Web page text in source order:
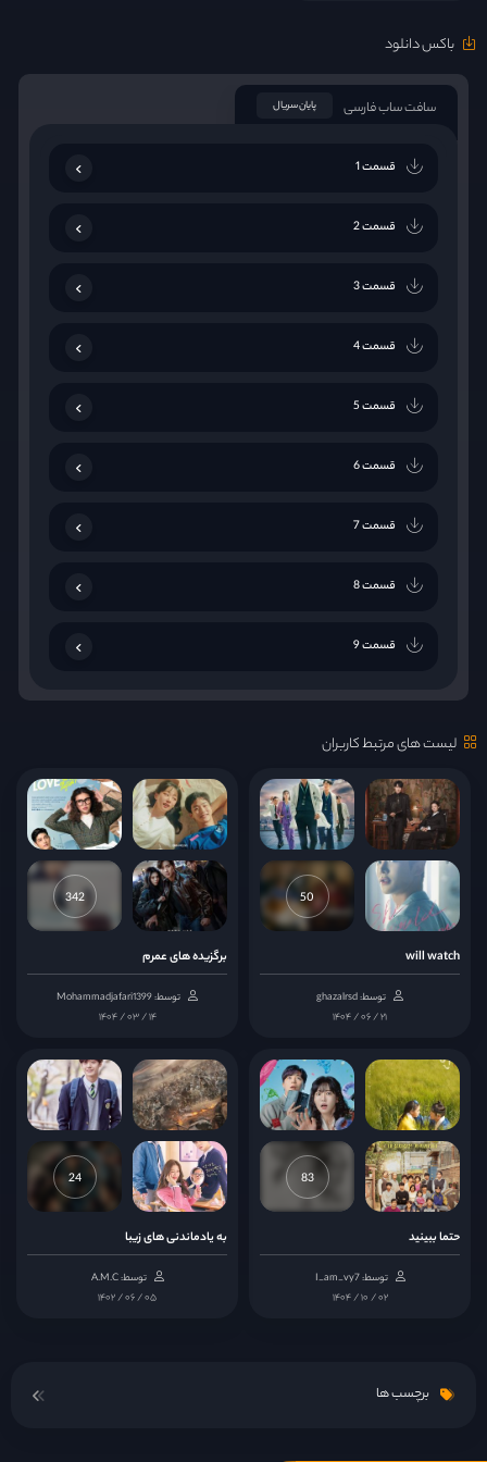
باکس دانلود
سافت ساب فارسی پایان سریال
قسمت 1
قسمت 2
قسمت 3
قسمت 4
قسمت 5
قسمت 6
قسمت 7
قسمت 8
قسمت 9
قسمت 10
لیست های مرتبط کاربران
50
will watch
توسط: ghazalrsd
۱۴۰۴ / ۰۶ / ۲۱
342
برگزیده های عمرم
توسط: Mohammadjafari1399
۱۴۰۴ / ۰۳ / ۱۴
83
حتما ببینید
توسط: I_am_vy7
۱۴۰۴ / ۱۰ / ۰۲
24
به یادماندنی های زیبا
توسط: A.M.C
۱۴۰۲ / ۰۶ / ۰۵
برچسب ها